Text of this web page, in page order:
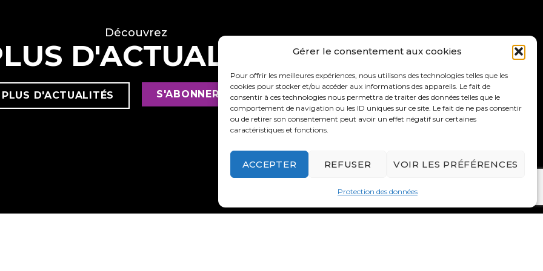
Gérer le consentement aux cookies
Pour offrir les meilleures expériences, nous utilisons des technologies telles que les
cookies pour stocker et/ou accéder aux informations des appareils. Le fait de
consentir à ces technologies nous permettra de traiter des données telles que le
comportement de navigation ou les ID uniques sur ce site. Le fait de ne pas consentir
ou de retirer son consentement peut avoir un effet négatif sur certaines
caractéristiques et fonctions.
ACCEPTER REFUSER VOIR LES PRÉFÉRENCES
Protection des données
Découvrez
D'ACTUALITÉS
D'ACTUALITÉS S'ABONNER À NOS ACTUALITÉS